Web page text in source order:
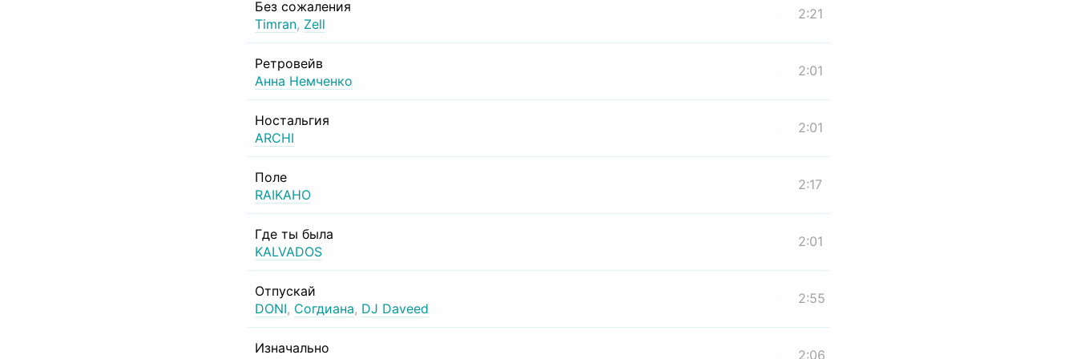
Без сожаления
Timran, Zell
2:21
Ретровейв
Анна Немченко
2:01
Ностальгия
ARCHI
2:01
Поле
RAIKAHO
2:17
Где ты была
KALVADOS
2:01
Отпускай
DONI, Согдиана, DJ Daveed
2:55
Изначально
2:06